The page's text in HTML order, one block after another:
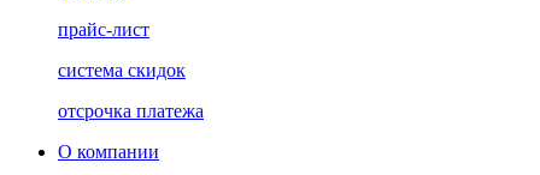
прайс-лист
система скидок
отсрочка платежа
О компании